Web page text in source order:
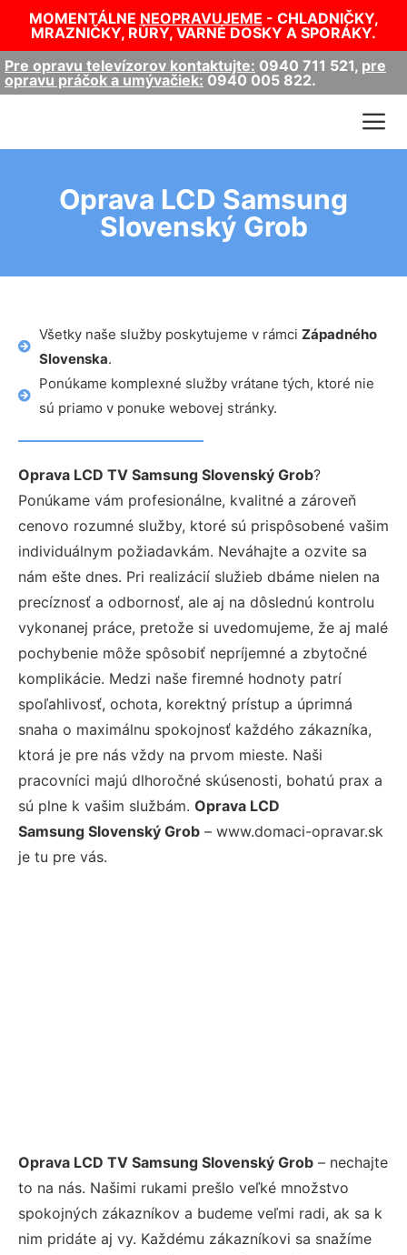
MOMENTÁLNE NEOPRAVUJEME - CHLADNIČKY,
MRAZNIČKY, RÚRY, VARNÉ DOSKY A SPORÁKY.
Pre opravu televízorov kontaktujte: 0940 711 521, pre
opravu práčok a umývačiek: 0940 005 822.
Oprava LCD Samsung
Slovenský Grob
Všetky naše služby poskytujeme v rámci Západného
Slovenska.
Ponúkame komplexné služby vrátane tých, ktoré nie
sú priamo v ponuke webovej stránky.
Oprava LCD TV Samsung Slovenský Grob?
Ponúkame vám profesionálne, kvalitné a zároveň
cenovo rozumné služby, ktoré sú prispôsobené vašim
individuálnym požiadavkám. Neváhajte a ozvite sa
nám ešte dnes. Pri realizácií služieb dbáme nielen na
precíznosť a odbornosť, ale aj na dôslednú kontrolu
vykonanej práce, pretože si uvedomujeme, že aj malé
pochybenie môže spôsobiť nepríjemné a zbytočné
komplikácie. Medzi naše firemné hodnoty patrí
spoľahlivosť, ochota, korektný prístup a úprimná
snaha o maximálnu spokojnosť každého zákazníka,
ktorá je pre nás vždy na prvom mieste. Naši
pracovníci majú dlhoročné skúsenosti, bohatú prax a
sú plne k vašim službám. Oprava LCD
Samsung Slovenský Grob – www.domaci-opravar.sk
je tu pre vás.
Oprava LCD TV Samsung Slovenský Grob – nechajte
to na nás. Našimi rukami prešlo veľké množstvo
spokojných zákazníkov a budeme veľmi radi, ak sa k
nim pridáte aj vy. Každému zákazníkovi sa snažíme